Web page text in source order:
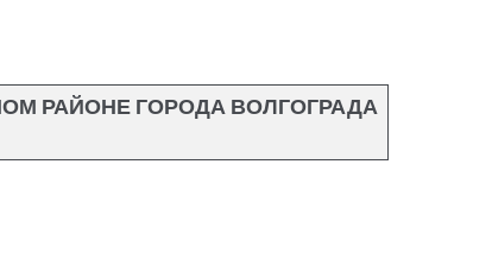
РАЙОНЕ ГОРОДА ВОЛГОГРАДА